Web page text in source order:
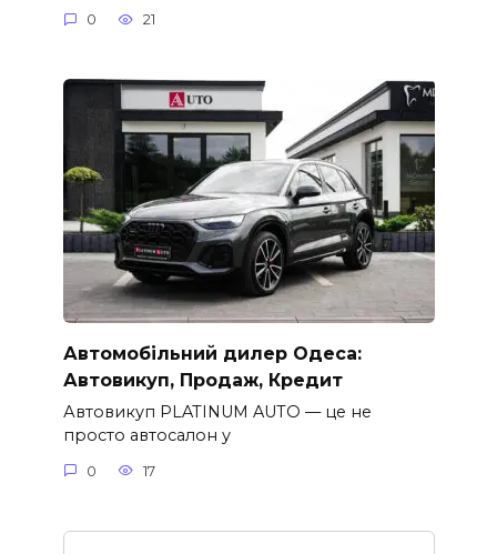
0 21
Автомобільний дилер Одеса:
Автовикуп, Продаж, Кредит
Автовикуп PLATINUM AUTO — це не
просто автосалон у
0 17